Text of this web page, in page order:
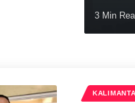
Andaru
3 Min